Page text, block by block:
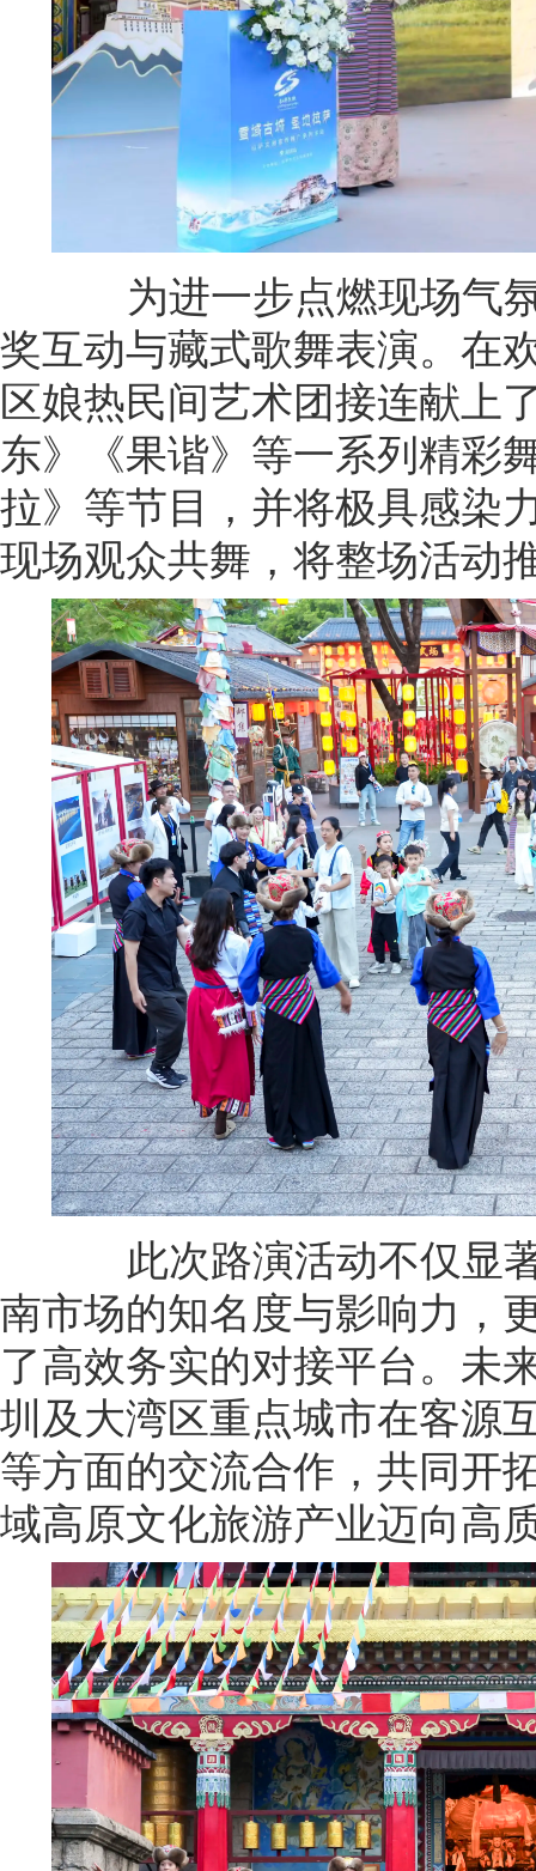
为进一步点燃现场气氛
奖互动与藏式歌舞表演。在
区娘热民间艺术团接连献上
东》《果谐》等一系列精彩
拉》等节目，并将极具感染
现场观众共舞，将整场活动
此次路演活动不仅显著
南市场的知名度与影响力，
了高效务实的对接平台。未
圳及大湾区重点城市在客源
等方面的交流合作，共同开
域高原文化旅游产业迈向高